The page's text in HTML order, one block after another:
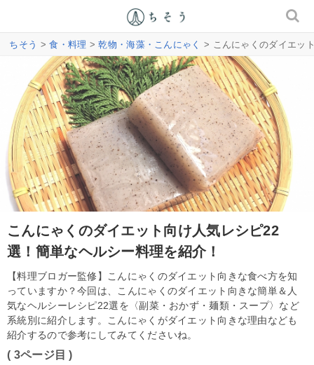
ちそう >食・料理 >乾物・海藻・こんにゃく > こんにゃくのダイエッ
こんにゃくのダイエット向け人気レシピ22
選！簡単なヘルシー料理を紹介！
【料理ブロガー監修】こんにゃくのダイエット向きな食べ方を知
っていますか？今回は、こんにゃくのダイエット向きな簡単＆人
気なヘルシーレシピ22選を〈副菜・おかず・麺類・スープ〉など
系統別に紹介します。こんにゃくがダイエット向きな理由なども
紹介するので参考にしてみてくださいね。
( 3ページ目 )